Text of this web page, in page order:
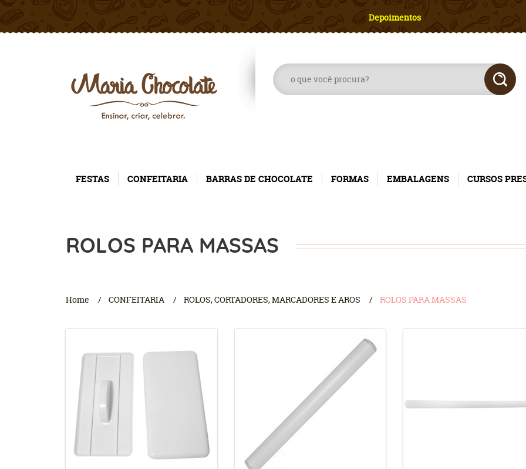
Depoimentos
FESTAS CONFEITARIA BARRAS DE CHOCOLATE FORMAS EMBALAGENS CURSOS
ROLOS PARA MASSAS
Home CONFEITARIA ROLOS, CORTADORES, MARCADORES E AROS ROLOS PARA MASSAS